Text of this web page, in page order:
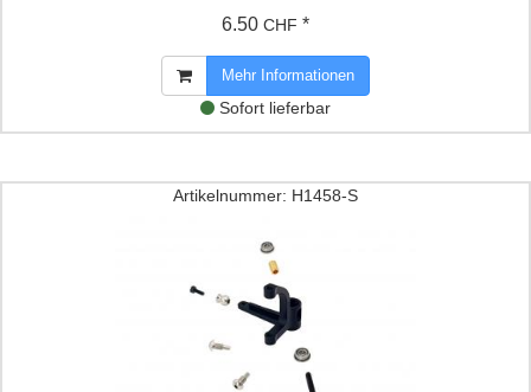
6.50 CHF *
Mehr Informationen
Sofort lieferbar
Artikelnummer: H1458-S